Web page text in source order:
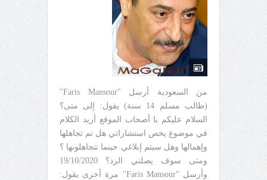
من السعودية أرسل "Faris Mansour"
(طالب مسلم 14 سنة) يقول: إلى متى؟
السلام عليكم يا أصحاب الموقع أريد الكلام
في موضوع يخص استشاراتي هل تم تجاهلها
وإهمالها وهل سيتم إبلاغي حينما تتجاهلونها ؟
ومتى سوف يصلني الرد؟ 19/10/2020
وأرسل "Faris Mansour" مرة أخرى يقول: